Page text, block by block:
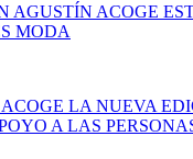
AGUSTÍN ACOGE
MODA
LA NUEVA
A LAS